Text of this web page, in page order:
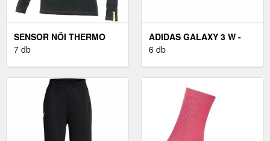
SENSOR NŐI THERMO
FELSŐ NŐI THERMO
7 db
ADIDAS GALAXY 3 W -
NŐI FUTÓCIPŐ
6 db